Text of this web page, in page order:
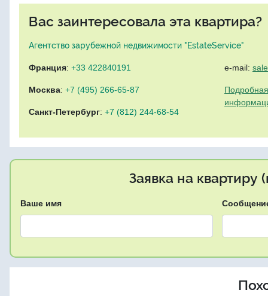
Вас заинтересовала эта квартира?
Агентство зарубежной недвижимости "EstateService"
Франция: +33 422840191
Москва: +7 (495) 266-65-87
Санкт-Петербург: +7 (812) 244-68-54
e-mail:
Заявка на квартиру
Ваше имя